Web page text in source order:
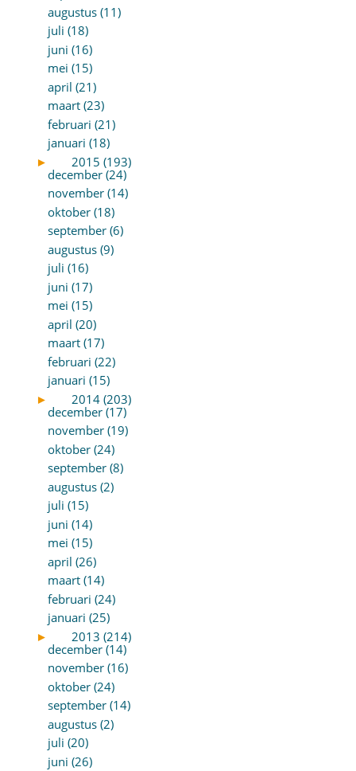
augustus (11)
juli (18)
juni (16)
mei (15)
april (21)
maart (23)
februari (21)
januari (18)
►
2015 (193)
december (24)
november (14)
oktober (18)
september (6)
augustus (9)
juli (16)
juni (17)
mei (15)
april (20)
maart (17)
februari (22)
januari (15)
►
2014 (203)
december (17)
november (19)
oktober (24)
september (8)
augustus (2)
juli (15)
juni (14)
mei (15)
april (26)
maart (14)
februari (24)
januari (25)
►
2013 (214)
december (14)
november (16)
oktober (24)
september (14)
augustus (2)
juli (20)
juni (26)